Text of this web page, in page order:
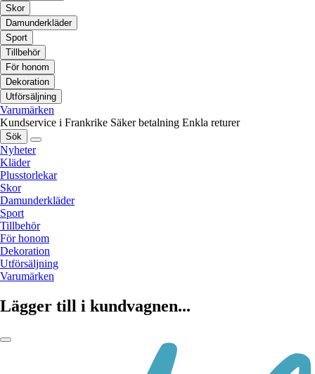
Skor
Damunderkläder
Sport
Tillbehör
För honom
Dekoration
Utförsäljning
Varumärken
Kundservice i Frankrike Säker betalning Enkla returer
Sök
Nyheter
Kläder
Plusstorlekar
Skor
Damunderkläder
Sport
Tillbehör
För honom
Dekoration
Utförsäljning
Varumärken
Lägger till i kundvagnen...